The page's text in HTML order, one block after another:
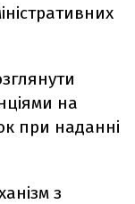
на
при наданні
з